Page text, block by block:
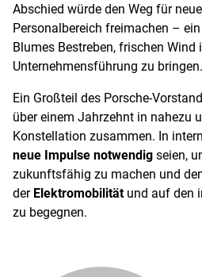
Abschied würde den Weg für
Personalbereich freimachen –
Blumes Bestreben, frischen Wind
Unternehmensführung zu bringen.
Ein Großteil des Porsche-
über einem Jahrzehnt in nahezu
Konstellation zusammen. In
neue Impulse notwendig seien,
zukunftsfähig zu machen und
der Elektromobilitätund auf den
zu begegnen.